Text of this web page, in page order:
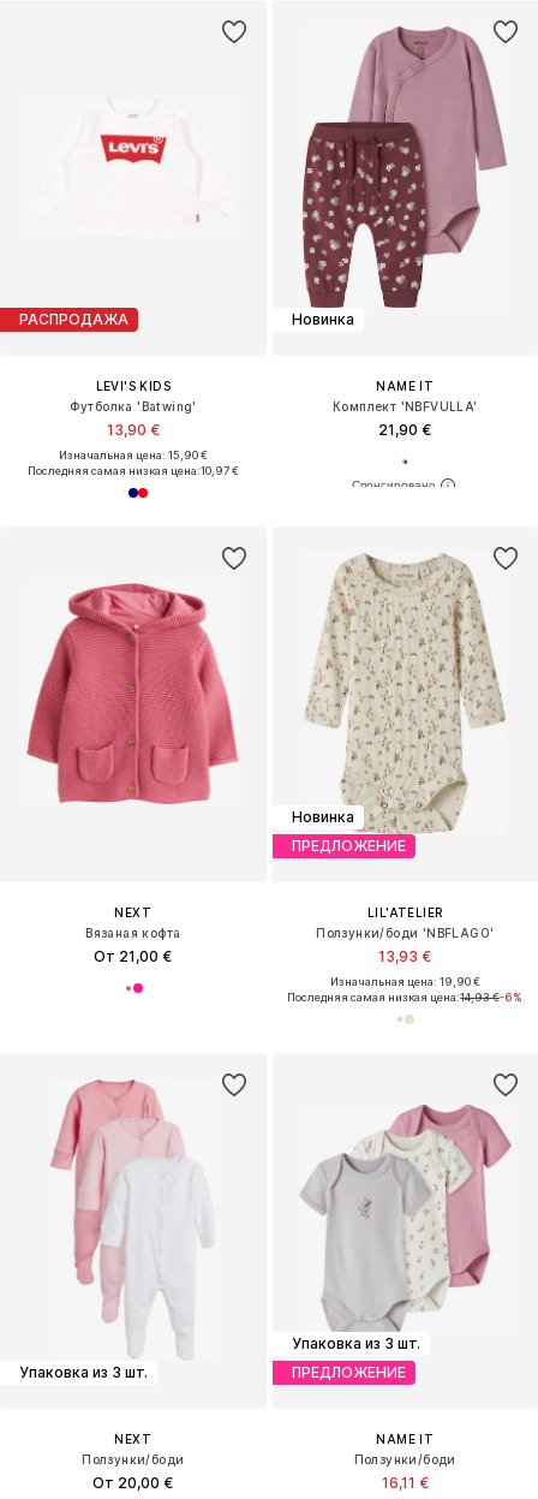
РАСПРОДАЖА
LEVI'S KIDS
Футболка 'Batwing'
13,90 €
Изначальная цена: 15,90 €
Последняя самая низкая цена:10,97 €
Новинка
NAME IT
Комплект 'NBFVULLA'
21,90 €
NEXT
Вязаная кофта
От 21,00 €
Новинка
ПРЕДЛОЖЕНИЕ
LIL'ATELIER
Ползунки/боди 'NBFLAGO'
13,93 €
Изначальная цена: 19,90 €
Последняя самая низкая цена:14,93 €-6%
Упаковка из 3 шт.
NEXT
Ползунки/боди
От 20,00 €
Упаковка из 3 шт.
ПРЕДЛОЖЕНИЕ
NAME IT
Ползунки/боди
16,11 €